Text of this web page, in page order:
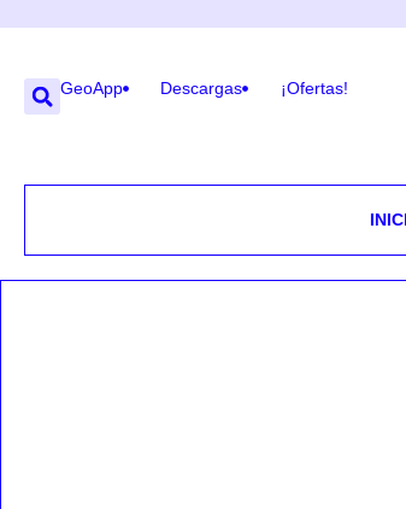
GeoApp Descargas ¡Ofertas!